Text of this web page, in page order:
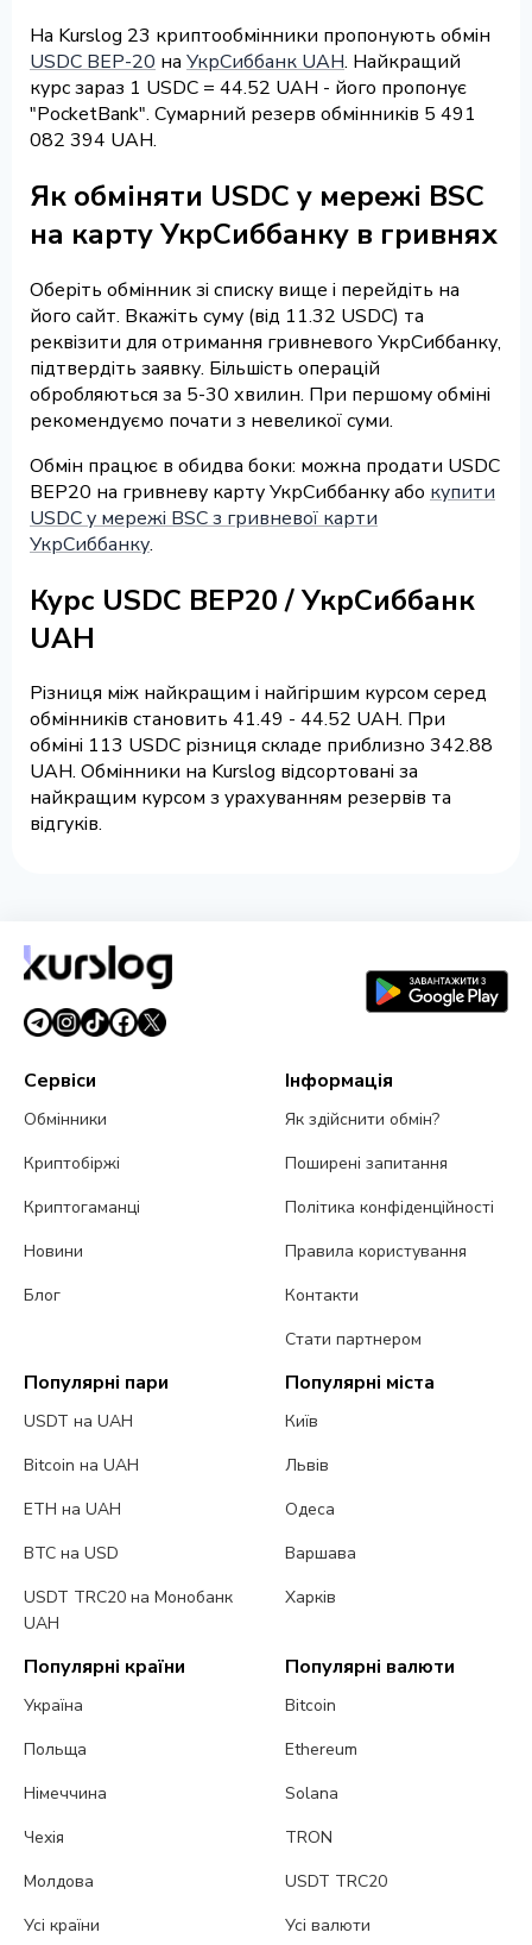
На Kurslog 23 криптообмінники пропонують обмін
USDC BEP-20 на УкрСиббанк UAH. Найкращий
курс зараз 1 USDC = 44.52 UAH - його пропонує
"PocketBank". Сумарний резерв обмінників 5 491
082 394 UAH.
Як обміняти USDC у мережі BSC
на карту УкрСиббанку в гривнях
Оберіть обмінник зі списку вище і перейдіть на
його сайт. Вкажіть суму (від 11.32 USDC) та
реквізити для отримання гривневого УкрСиббанку,
підтвердіть заявку. Більшість операцій
обробляються за 5-30 хвилин. При першому обміні
рекомендуємо почати з невеликої суми.
Обмін працює в обидва боки: можна продати USDC
BEP20 на гривневу карту УкрСиббанку або купити
USDC у мережі BSC з гривневої карти
УкрСиббанку.
Курс USDC BEP20 / УкрСиббанк
UAH
Різниця між найкращим і найгіршим курсом серед
обмінників становить 41.49 - 44.52 UAH. При
обміні 113 USDC різниця складе приблизно 342.88
UAH. Обмінники на Kurslog відсортовані за
найкращим курсом з урахуванням резервів та
відгуків.
Сервіси
Обмінники
Криптобіржі
Криптогаманці
Новини
Блог
Інформація
Як здійснити обмін?
Поширені запитання
Політика конфіденційності
Правила користування
Контакти
Стати партнером
Популярні пари
USDT на UAH
Bitcoin на UAH
ETH на UAH
BTC на USD
USDT TRC20 на Монобанк
UAH
Популярні міста
Київ
Львів
Одеса
Варшава
Харків
Популярні країни
Україна
Польща
Німеччина
Чехія
Молдова
Усі країни
Популярні валюти
Bitcoin
Ethereum
Solana
TRON
USDT TRC20
Усі валюти